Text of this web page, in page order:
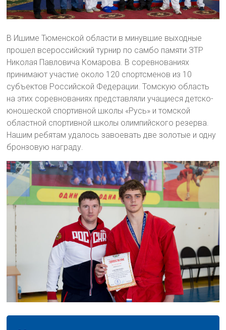
В Ишиме Тюменской области в минувшие выходные
прошел всероссийский турнир по самбо памяти ЗТР
Николая Павловича Комарова. В соревнованиях
принимают участие около 120 спортсменов из 10
субъектов Российской Федерации. Томскую область
на этих соревнованиях представляли учащиеся детско-
юношеской спортивной школы «Русь» и томской
областной спортивной школы олимпийского резерва.
Нашим ребятам удалось завоевать две золотые и одну
бронзовую награду.